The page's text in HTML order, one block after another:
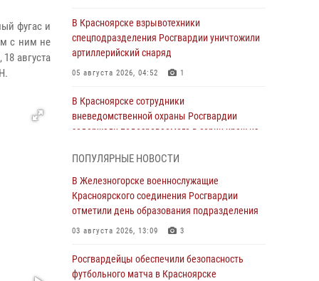
фугас и
с ним не
августа
В Красноярске взрывотехники
спецподразделения Росгвардии уничтожили
артиллерийский снаряд
05 августа 2026, 04:52 1
В Красноярске сотрудники
вневедомственной охраны Росгвардии
задержали подозреваемого в серии краж из
Сотрудники Росгвардии обеспечили
общественный порядок во время
проведения экстремального заплыва в
04 августа 2026, 08:36 1
ПОПУЛЯРНЫЕ НОВОСТИ
В Железногорске военнослужащие
Красноярского соединения Росгвардии
отметили день образования подразделения
03 августа 2026, 13:09 3
Росгвардейцы обеспечили безопасность
футбольного матча в Красноярске